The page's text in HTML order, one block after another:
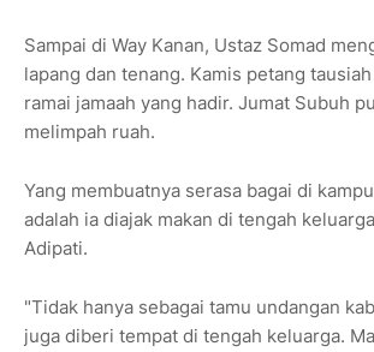
Sampai di Way Kanan, Ustaz Somad
lapang dan tenang. Kamis petang
ramai jamaah yang hadir. Jumat Subuh
melimpah ruah.
Yang membuatnya serasa bagai di
adalah ia diajak makan di tengah
Adipati.
"Tidak hanya sebagai tamu undangan
juga diberi tempat di tengah keluarga.